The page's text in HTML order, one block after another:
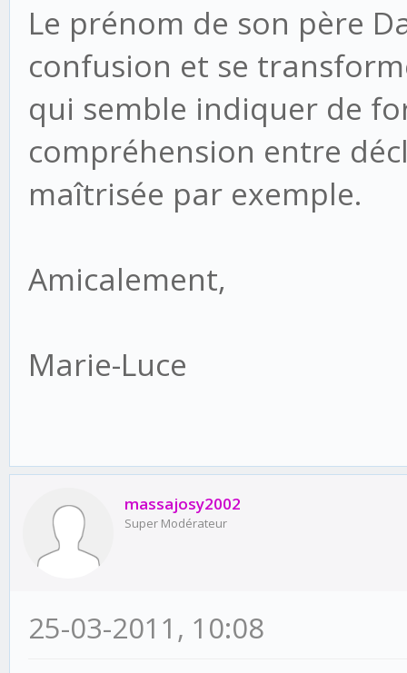
Le prénom de son père
confusion et se
qui semble indiquer de
compréhension entre
maîtrisée par exemple.
Amicalement,
Marie-Luce
massajosy2002
Super Modérateur
25-03-2011, 10:08